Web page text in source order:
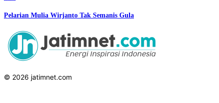
Pelarian Mulia Wirjanto Tak Semanis Gula
© 2026 jatimnet.com